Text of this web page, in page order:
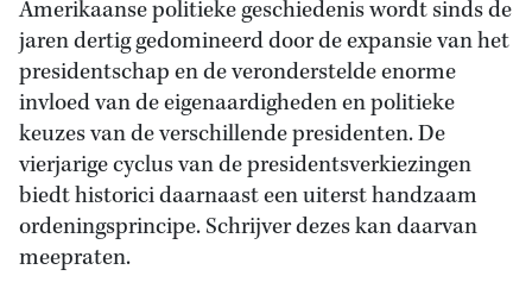
Amerikaanse politieke geschiedenis wordt sinds de
jaren dertig gedomineerd door de expansie van het
presidentschap en de veronderstelde enorme
invloed van de eigenaardigheden en politieke
keuzes van de verschillende presidenten. De
vierjarige cyclus van de presidentsverkiezingen
biedt historici daarnaast een uiterst handzaam
ordeningsprincipe. Schrijver dezes kan daarvan
meepraten.